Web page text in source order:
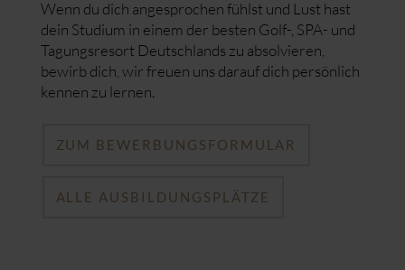
Wenn du dich angesprochen fühlst und Lust hast
dein Studium in einem der besten Golf-, SPA- und
Tagungsresort Deutschlands zu absolvieren,
bewirb dich, wir freuen uns darauf dich persönlich
kennen zu lernen.
ZUM BEWERBUNGSFORMULAR
ALLE AUSBILDUNGSPLÄTZE